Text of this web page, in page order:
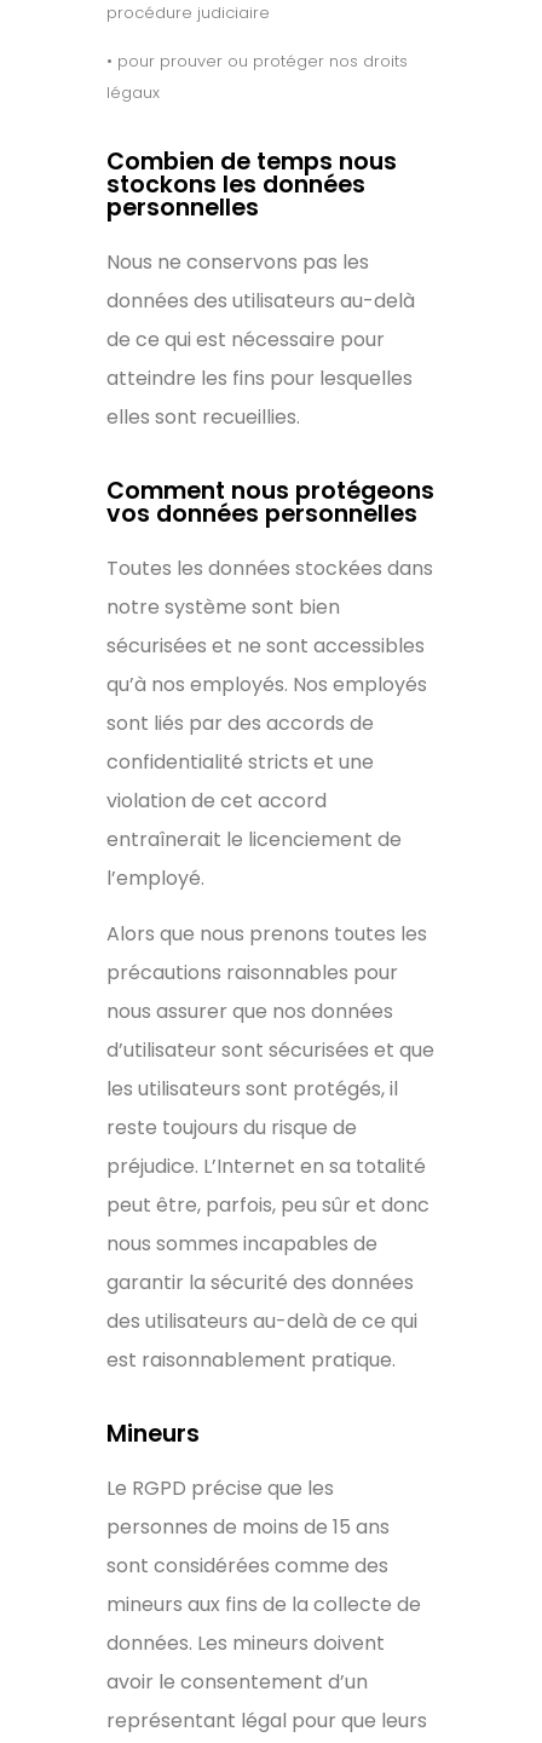
procédure judiciaire
• pour prouver ou protéger nos droits
légaux
Combien de temps nous
stockons les données
personnelles
Nous ne conservons pas les
données des utilisateurs au-delà
de ce qui est nécessaire pour
atteindre les fins pour lesquelles
elles sont recueillies.
Comment nous protégeons
vos données personnelles
Toutes les données stockées dans
notre système sont bien
sécurisées et ne sont accessibles
qu’à nos employés. Nos employés
sont liés par des accords de
confidentialité stricts et une
violation de cet accord
entraînerait le licenciement de
l’employé.
Alors que nous prenons toutes les
précautions raisonnables pour
nous assurer que nos données
d’utilisateur sont sécurisées et que
les utilisateurs sont protégés, il
reste toujours du risque de
préjudice. L’Internet en sa totalité
peut être, parfois, peu sûr et donc
nous sommes incapables de
garantir la sécurité des données
des utilisateurs au-delà de ce qui
est raisonnablement pratique.
Mineurs
Le RGPD précise que les
personnes de moins de 15 ans
sont considérées comme des
mineurs aux fins de la collecte de
données. Les mineurs doivent
avoir le consentement d’un
représentant légal pour que leurs